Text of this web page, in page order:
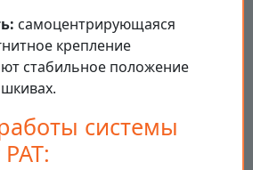
самоцентрирующаяся
крепление
стабильное положение
системы